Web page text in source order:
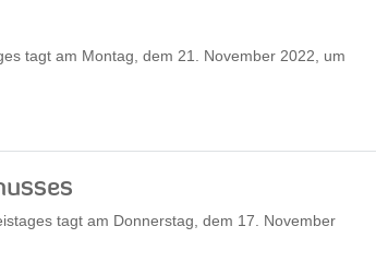
tagt am Montag, dem 21. November 2022, um
tagt am Donnerstag, dem 17. November